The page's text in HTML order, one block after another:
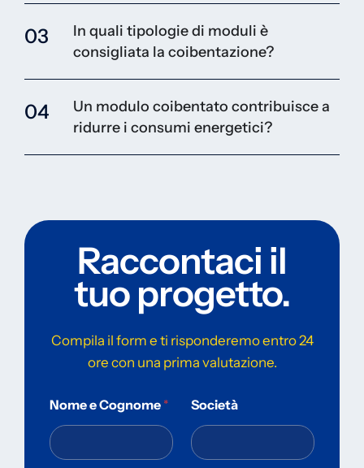
03
In quali tipologie di moduli è
consigliata la coibentazione?
04
Un modulo coibentato contribuisce a
ridurre i consumi energetici?
Raccontaci il
tuo progetto.
Compila il form e ti risponderemo entro 24
ore con una prima valutazione.
Nome e Cognome * Società